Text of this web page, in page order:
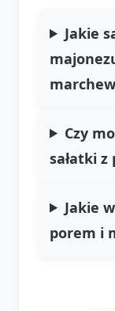
Jakie
Czy
sałatki
Jakie
porem i